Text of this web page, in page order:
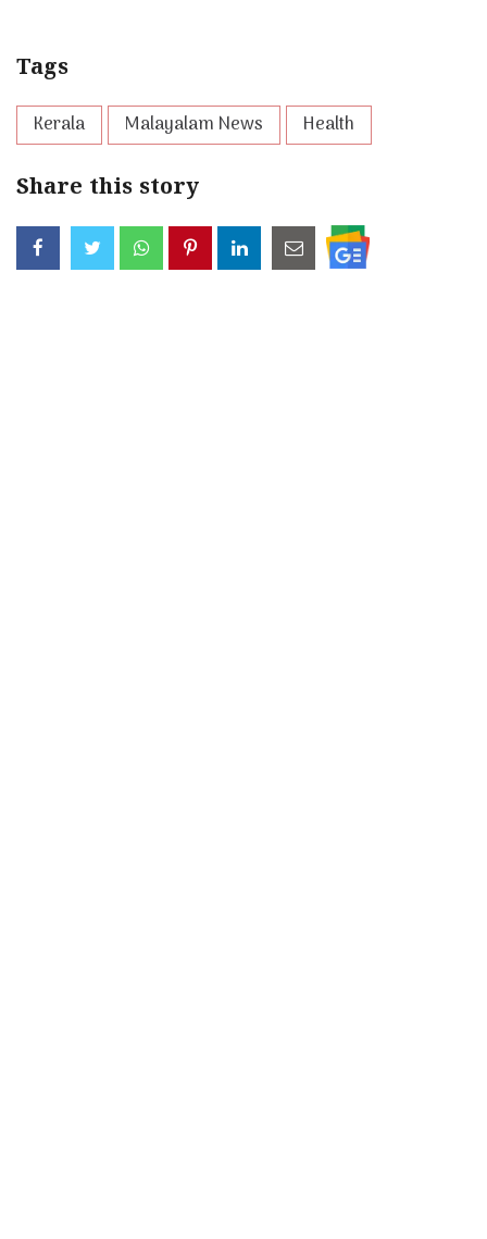
Tags
Kerala Malayalam News Health
Share this story